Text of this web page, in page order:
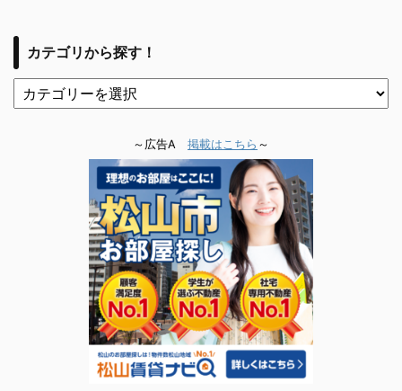
カテゴリから探す！
～広告A 掲載はこちら ～